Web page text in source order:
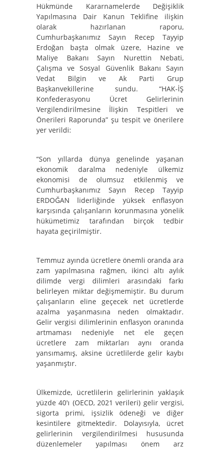
Hükmünde Kararnamelerde Değişiklik
Yapılmasına Dair Kanun Teklifine ilişkin
olarak hazırlanan raporu,
Cumhurbaşkanımız Sayın Recep Tayyip
Erdoğan başta olmak üzere, Hazine ve
Maliye Bakanı Sayın Nurettin Nebati,
Çalışma ve Sosyal Güvenlik Bakanı Sayın
Vedat Bilgin ve Ak Parti Grup
Başkanvekillerine sundu. “HAK-İŞ
Konfederasyonu Ücret Gelirlerinin
Vergilendirilmesine İlişkin Tespitleri ve
Önerileri Raporunda” şu tespit ve önerilere
yer verildi:
“Son yıllarda dünya genelinde yaşanan
ekonomik daralma nedeniyle ülkemiz
ekonomisi de olumsuz etkilenmiş ve
Cumhurbaşkanımız Sayın Recep Tayyip
ERDOĞAN liderliğinde yüksek enflasyon
karşısında çalışanların korunmasına yönelik
hükümetimiz tarafından birçok tedbir
hayata geçirilmiştir.
Temmuz ayında ücretlere önemli oranda ara
zam yapılmasına rağmen, ikinci altı aylık
dilimde vergi dilimleri arasındaki farkı
belirleyen miktar değişmemiştir. Bu durum
çalışanların eline geçecek net ücretlerde
azalma yaşanmasına neden olmaktadır.
Gelir vergisi dilimlerinin enflasyon oranında
artmaması nedeniyle net ele geçen
ücretlere zam miktarları aynı oranda
yansımamış, aksine ücretlilerde gelir kaybı
yaşanmıştır.
Ülkemizde, ücretlilerin gelirlerinin yaklaşık
yüzde 40'ı (OECD, 2021 verileri) gelir vergisi,
sigorta primi, işsizlik ödeneği ve diğer
kesintilere gitmektedir. Dolayısıyla, ücret
gelirlerinin vergilendirilmesi hususunda
düzenlemeler yapılması önem arz